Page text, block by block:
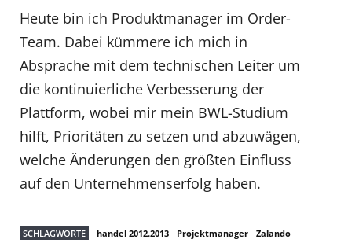
Heute bin ich Produktmanager im Order-
Team. Dabei kümmere ich mich in
Absprache mit dem technischen Leiter um
die kontinuierliche Verbesserung der
Plattform, wobei mir mein BWL-Studium
hilft, Prioritäten zu setzen und abzuwägen,
welche Änderungen den größten Einfluss
auf den Unternehmenserfolg haben.
SCHLAGWORTE handel 2012.2013 Projektmanager Zalando